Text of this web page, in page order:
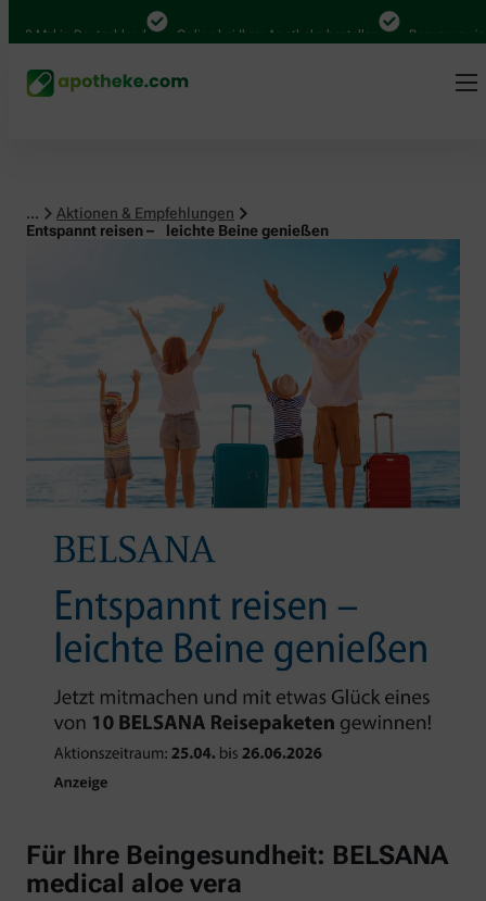
in Deutschland Online bei Ihrer Apotheke bestellen Bequem zwischen
...
Aktionen & Empfehlungen
Entspannt reisen – leichte Beine genießen
Für Ihre Beingesundheit: BELSANA
medical aloe vera